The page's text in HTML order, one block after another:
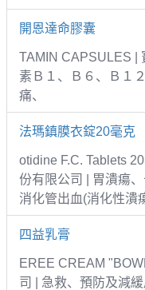
開恩達命膠囊
TAMIN CAPSULES |
素Ｂ１、Ｂ６、Ｂ１
痛、
法瑪鎮膜衣錠20毫克
otidine F.C. Tablets
份有限公司 | 胃潰瘍
消化管出血(消化性潰
四益乳膏
EREE CREAM
司 | 急救、預防及減